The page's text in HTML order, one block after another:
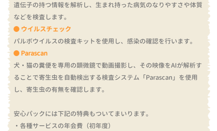
遺伝子の持つ情報を解析し、生まれ持った病気のなりやすさや体質
などを検査します。
ウイルスチェック
パルボウイルスの検査キットを使用し、感染の確認を行います。
Parascan
犬・猫の糞便を専用の顕微鏡で動画撮影し、その映像をAIが解析す
ることで寄生虫を自動検出する検査システム「Parascan」を使用
し、寄生虫の有無を確認します。
安心パックには下記の特典もついてまいります。
・各種サービスの年会費（初年度）